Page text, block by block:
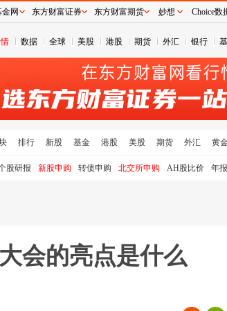
数据 全球 美股 港股 期货 外汇 银行
排行 新股 基金 港股 美股 期货 外汇 黄
股研报 新股申购 转债申购 北交所申购 AH股比价 年
会的亮点是什么
网 东方财富证券 东方财富期货 妙想 Choice数